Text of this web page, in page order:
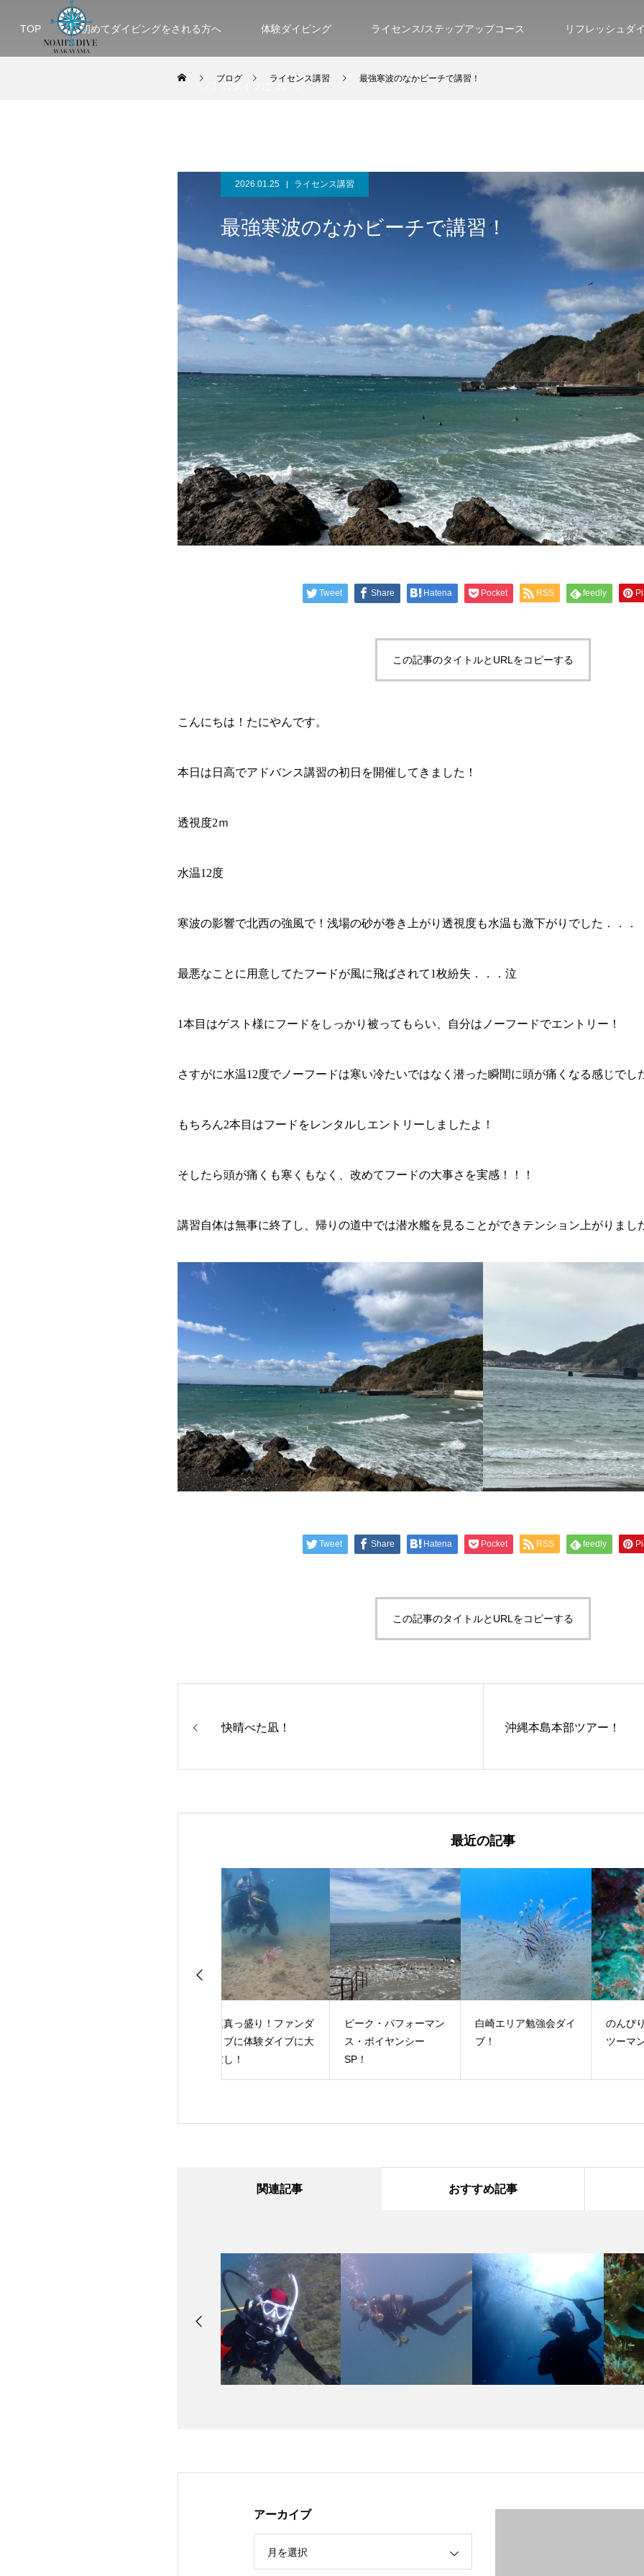
TOP 初めてダイビングをされる方へ 体験ダイビング ライセンス/ステップアップコース リフレッシュダ
ノアズダイブについて
ブログ ライセンス講習 最強寒波のなかビーチで講習！
2026.01.25 ライセンス講習
最強寒波のなかビーチで講習！
Tweet Share Hatena Pocket RSS feedly
この記事のタイトルとURLをコピーする
こんにちは！たにやんです。
本日は日高でアドバンス講習の初日を開催してきました！
透視度2ｍ
水温12度
寒波の影響で北西の強風で！浅場の砂が巻き上がり透視度も水温も激下がりでした．．．
最悪なことに用意してたフードが風に飛ばされて1枚紛失．．．泣
1本目はゲスト様にフードをしっかり被ってもらい、自分はノーフードでエントリー！
さすがに水温12度でノーフードは寒い冷たいではなく潜った瞬間に頭が痛くなる感じでし
もちろん2本目はフードをレンタルしエントリーしましたよ！
そしたら頭が痛くも寒くもなく、改めてフードの大事さを実感！！！
講習自体は無事に終了し、帰りの道中では潜水艦を見ることができテンション上がりまし
Tweet Share Hatena Pocket RSS feedly
この記事のタイトルとURLをコピーする
快晴べた凪！ 沖縄本島本部ツアー！
最近の記事
ピーク・パフォーマン
ス・ボイヤンシー
SP！
白崎エリア勉強会ダイ
ブ！
のんびりゆったりマン
串
イ
関連記事 おすすめ記事
アーカイブ
月を選択